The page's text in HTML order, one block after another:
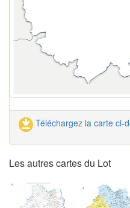
Téléchargez la carte ci-
Les autres cartes du Lot